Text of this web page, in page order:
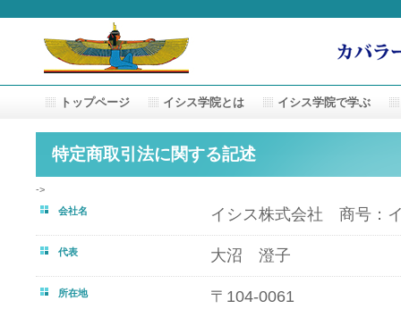
トップページ イシス学院とは イシス学院で学ぶ
特定商取引法に関する記述
->
会社名
イシス株式会社 商号：
代表 大沼 澄子
所在地
〒104-0061